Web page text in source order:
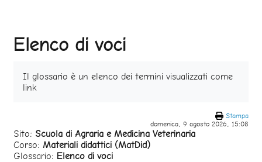
Elenco di voci
Il glossario è un elenco dei termini visualizzati come
link
Stampa
domenica, 9 agosto 2026, 15:08
Sito: Scuola di Agraria e Medicina Veterinaria
Corso: Materiali didattici (MatDid)
Glossario: Elenco di voci